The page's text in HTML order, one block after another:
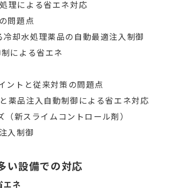
による省エネ対応
題点
処理薬品の自動最適注入制御
による省エネ
と従来対策の問題点
注入自動制御による省エネ対応
ライムコントロール剤）
制御
設備での対応
ネ